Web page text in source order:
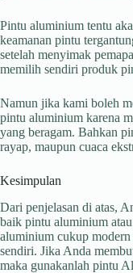
Pintu aluminium tentu
keamanan pintu
setelah menyimak
memilih sendiri produk
Namun jika kami boleh
pintu aluminium karena
yang beragam. Bahkan
rayap, maupun cuaca
Kesimpulan
Dari penjelasan di atas,
baik pintu aluminium
aluminium cukup
sendiri. Jika Anda
maka gunakanlah pintu